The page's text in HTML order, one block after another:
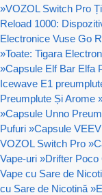
»VOZOL Switch Pro
Reload 1000:
Electronice Vuse Go
»Toate: Tigara
»Capsule Elf Bar Elfa
Icewave E1
Preumplute Și Arome
»Capsule Unno
Pufuri »Capsule
VOZOL Switch Pro »
Vape-uri »Drifter Poco
Vape cu Sare de
cu Sare de Nicotină »